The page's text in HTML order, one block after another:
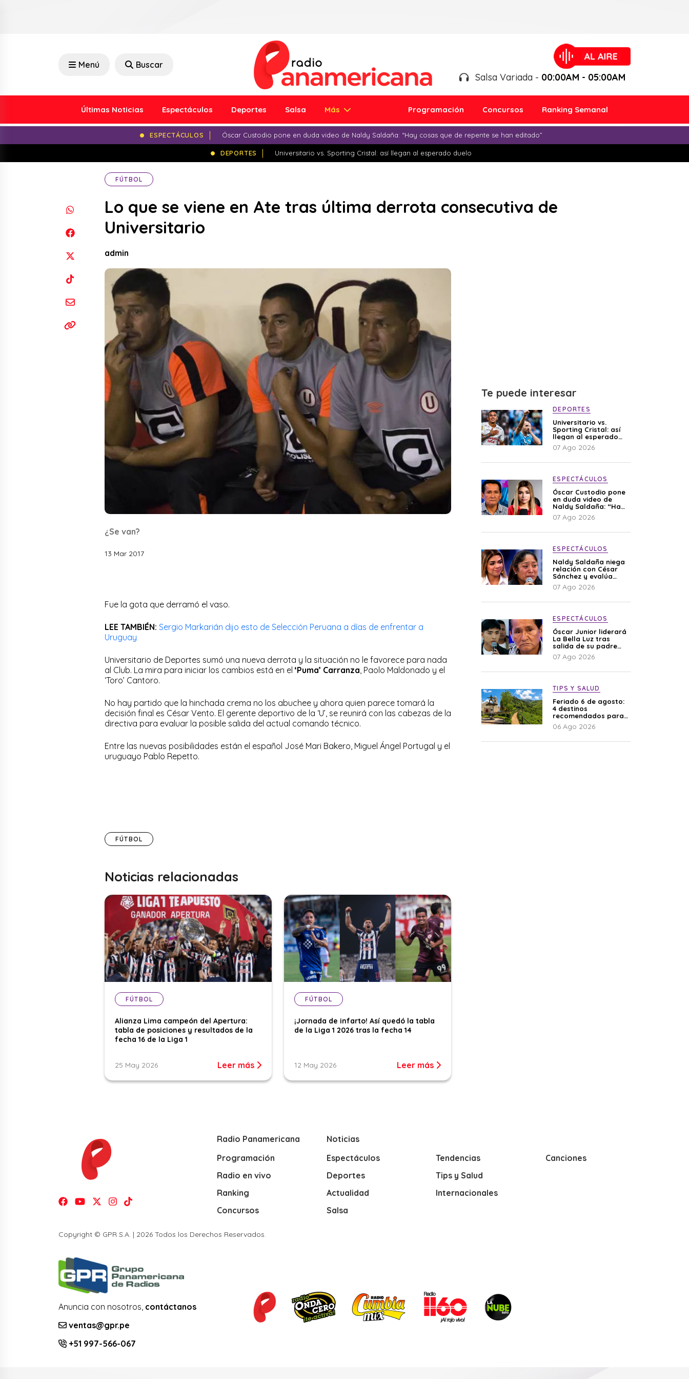
Menú Buscar
Salsa Variada - 00:00AM - 05:00AM
Últimas Noticias Espectáculos Deportes Salsa Más Programación Concursos Ranking Semanal
ESPECTÁCULOS Óscar Custodio pone en duda video de Naldy Saldaña: “Hay cosas que de repente se han editado”
DEPORTES Universitario vs. Sporting Cristal: así llegan al esperado duelo
FÚTBOL
Lo que se viene en Ate tras última derrota consecutiva de
Universitario
admin
¿Se van?
13 Mar 2017
Fue la gota que derramó el vaso.
LEE TAMBIÉN: Sergio Markarián dijo esto de Selección Peruana a días de enfrentar a
Uruguay
Universitario de Deportes sumó una nueva derrota y la situación no le favorece para nada
al Club. La mira para iniciar los cambios está en el ‘Puma’ Carranza , Paolo Maldonado y el
‘Toro’ Cantoro.
No hay partido que la hinchada crema no los abuchee y ahora quien parece tomará la
decisión final es César Vento. El gerente deportivo de la ‘U’, se reunirá con las cabezas de la
directiva para evaluar la posible salida del actual comando técnico.
Entre las nuevas posibilidades están el español José Mari Bakero, Miguel Ángel Portugal y el
uruguayo Pablo Repetto.
FÚTBOL
Noticias relacionadas
FÚTBOL
Alianza Lima campeón del Apertura:
tabla de posiciones y resultados de la
fecha 16 de la Liga 1
25 May 2026 Leer más
FÚTBOL
¡Jornada de infarto! Así quedó la tabla
de la Liga 1 2026 tras la fecha 14
12 May 2026 Leer más
Te puede interesar
DEPORTES
Universitario vs.
Sporting Cristal: así
llegan al esperado
duelo
07 Ago 2026
ESPECTÁCULOS
Óscar Custodio pone
en duda video de
Naldy Saldaña: “Hay
cosas que de repente
se han editado”
07 Ago 2026
ESPECTÁCULOS
Naldy Saldaña niega
relación con César
Sánchez y evalúa
denunciar a su
esposa: “Es una
07 Ago 2026
ESPECTÁCULOS
Óscar Junior liderará
La Bella Luz tras
salida de su padre
por polémica con
Naldy Saldaña
07 Ago 2026
TIPS Y SALUD
Feriado 6 de agosto:
4 destinos
recomendados para
disfrutar el descanso
06 Ago 2026
Radio Panamericana
Programación
Radio en vivo
Ranking
Concursos
Noticias
Espectáculos
Deportes
Actualidad
Salsa
Tendencias
Tips y Salud
Internacionales
Canciones
Copyright © GPR S.A. | 2026 Todos los Derechos Reservados.
Anuncia con nosotros, contáctanos
ventas@gpr.pe
+51 997-566-067